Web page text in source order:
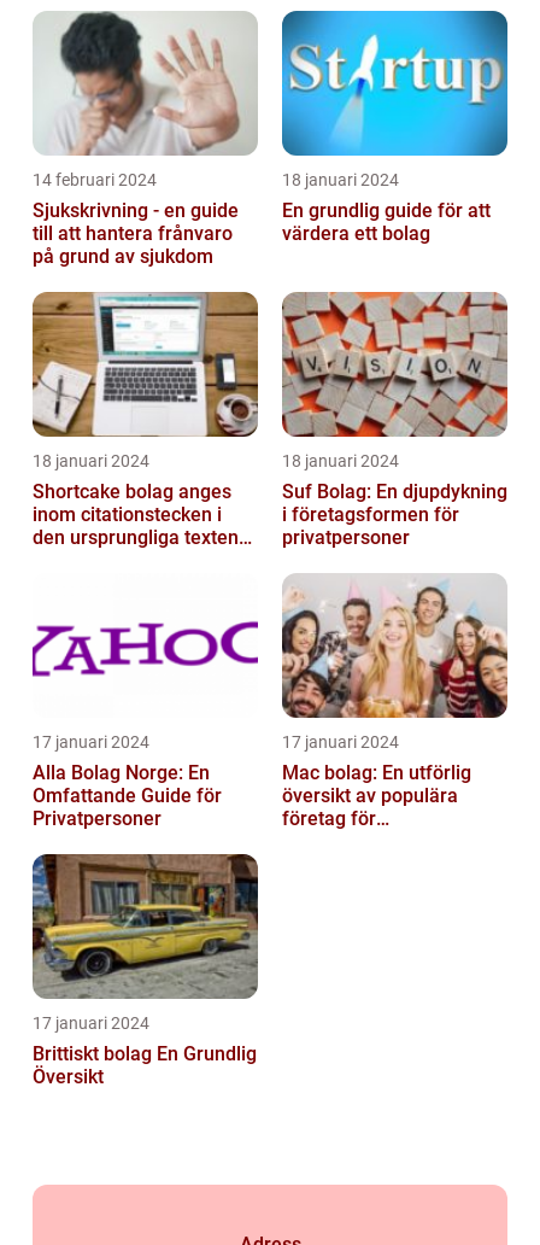
14 februari 2024
Sjukskrivning - en guide
till att hantera frånvaro
på grund av sjukdom
18 januari 2024
En grundlig guide för att
värdera ett bolag
18 januari 2024
Shortcake bolag anges
inom citationstecken i
den ursprungliga texten
18 januari 2024
Suf Bolag: En djupdykning
i företagsformen för
privatpersoner
17 januari 2024
Alla Bolag Norge: En
Omfattande Guide för
Privatpersoner
17 januari 2024
Mac bolag: En utförlig
översikt av populära
företag för
17 januari 2024
Brittiskt bolag En Grundlig
Översikt